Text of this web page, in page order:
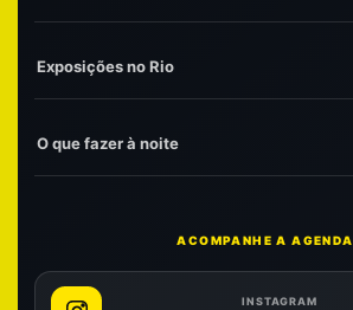
Exposições no Rio
O que fazer à noite
ACOMPANHE A AGENDA
INSTAGRAM